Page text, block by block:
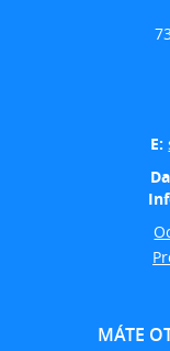
E:
MÁTE